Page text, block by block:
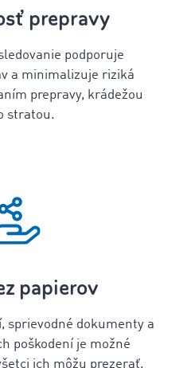
prepravy
podporuje
a minimalizuje riziká
prepravy, krádežou
stratou.
papierov
sprievodné dokumenty a
poškodení je možné
ich môžu prezerať.